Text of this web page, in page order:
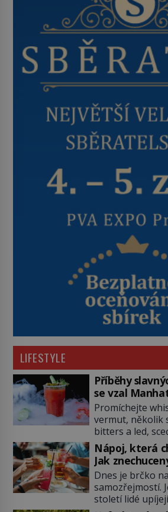
LIFESTYLE
Příběhy
se vzal
Mary?
Promíchejte
vermut, několik
bitters a led,
koktejlovou
Manhattan je tu!
skutečně on,
místo klasické
whiskey či
nepoužijete
Nápoj, která
Jak
vymyslel brčko
Dnes je brčko
samozřejmostí.
století lidé